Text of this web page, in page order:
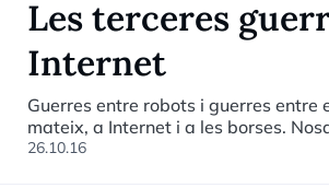
Les terceres
Internet
Guerres entre robots i guerres entre
mateix, a Internet i a les borses.
26.10.16